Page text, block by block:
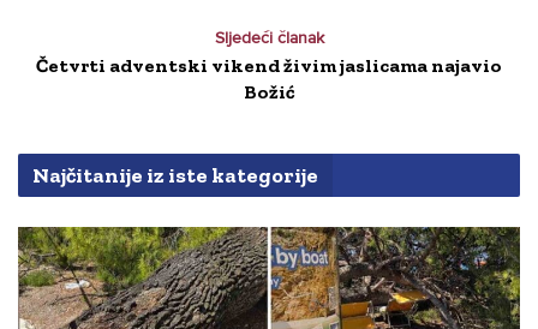
Sljedeći članak
Četvrti adventski vikend živim jaslicama najavio
Božić
Najčitanije iz iste kategorije